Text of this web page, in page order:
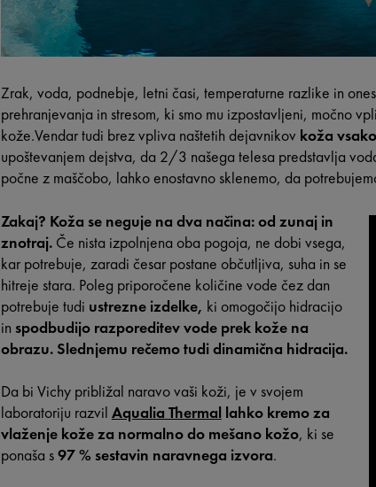
Zrak, voda, podnebje, letni časi, temperaturne razlike in
prehranjevanja in stresom, ki smo mu izpostavljeni, močno
kože.Vendar tudi brez vpliva naštetih dejavnikov koža
upoštevanjem dejstva, da 2/3 našega telesa predstavlja
počne z maščobo, lahko enostavno sklenemo, da
Zakaj? Koža se neguje na dva načina: od zunaj in
znotraj. Če nista izpolnjena oba pogoja, ne dobi vsega,
kar potrebuje, zaradi česar postane občutljiva, suha in se
hitreje stara. Poleg priporočene količine vode čez dan
potrebuje tudi ustrezne izdelke, ki omogočijo hidracijo
in spodbudijo razporeditev vode prek kože na
obrazu. Slednjemu rečemo tudi dinamična hidracija.
Da bi Vichy približal naravo vaši koži, je v svojem
laboratoriju razvil Aqualia Thermallahko kremo za
vlaženje kože za normalno do mešano kožo, ki se
ponaša s97 % sestavin naravnega izvora.